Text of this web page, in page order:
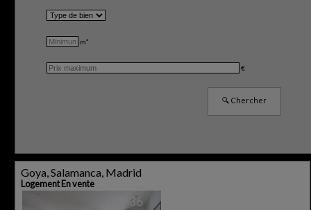
m²
€
Goya, Salamanca, Madrid
Logement En vente
36